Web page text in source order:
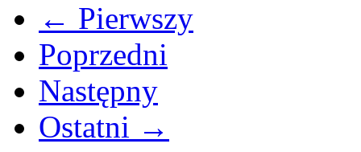
← Pierwszy
Poprzedni
Następny
Ostatni →